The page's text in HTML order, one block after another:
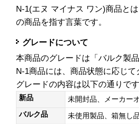
N-1(エヌ マイナス ワン)商品と
の商品を指す言葉です。
グレードについて
本商品のグレードは「バルク製
N-1商品には、商品状態に応じ
グレードの内容は以下の通りで
新品
未開封品、メーカー
バルク品
未使用製品、箱無